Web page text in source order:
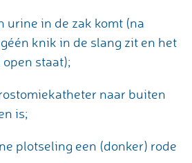
urine in de zak komt (na
knik in de slang zit en het
staat);
naar buiten
is;
plotseling een (donker) rode